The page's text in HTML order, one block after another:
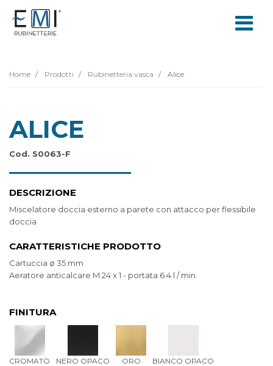
Home Prodotti Rubinetteria vasca Alice
ALICE
Cod. S0063-F
DESCRIZIONE
Miscelatore doccia esterno a parete con attacco per flessibile
doccia
CARATTERISTICHE PRODOTTO
Cartuccia ø 35 mm
Aeratore anticalcare M 24 x 1 - portata 6.4 l / min.
FINITURA
CROMATO NERO OPACO ORO BIANCO OPACO